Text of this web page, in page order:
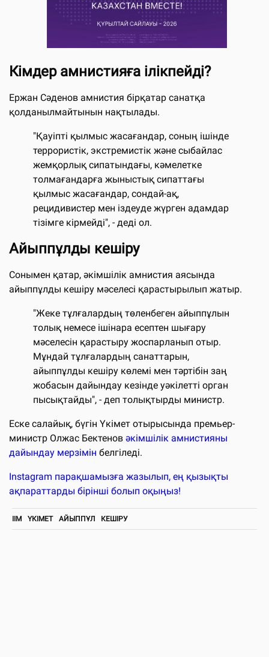
Кімдер амнистияға ілікпейді?
Ержан Сәденов амнистия бірқатар санатқа
қолданылмайтынын нақтылады.
"Қауіпті қылмыс жасағандар, соның ішінде
террористік, экстремистік және сыбайлас
жемқорлық сипатындағы, кәмелетке
толмағандарға жыныстық сипаттағы
қылмыс жасағандар, сондай-ақ,
рецидивистер мен іздеуде жүрген адамдар
тізімге кірмейді", - деді ол.
Айыппұлды кешіру
Сонымен қатар, әкімшілік амнистия аясында
айыппұлды кешіру мәселесі қарастырылып жатыр.
"Жеке тұлғалардың төленбеген айыппұлын
толық немесе ішінара есептен шығару
мәселесін қарастыру жоспарланып отыр.
Мұндай тұлғалардың санаттарын,
айыппұлды кешіру көлемі мен тәртібін заң
жобасын дайындау кезінде уәкілетті орган
пысықтайды", - деп толықтырды министр.
Еске салайық, бүгін Үкімет отырысында премьер-
министр Олжас Бектенов әкімшілік амнистияны
дайындау мерзімін белгіледі.
Instagram парақшамызға жазылып, ең қызықты
ақпараттарды бірінші болып оқыңыз!
ІІМ ҮКІМЕТ АЙЫППҰЛ КЕШІРУ